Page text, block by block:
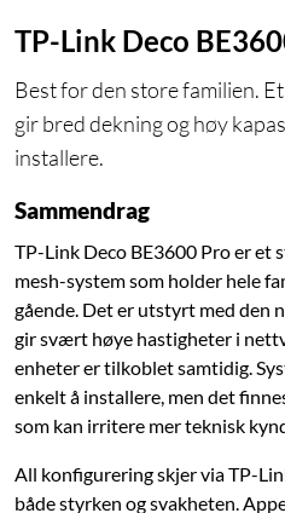
TP-Link Deco
Best for den store familien.
gir bred dekning og høy
installere.
Sammendrag
TP-Link Deco BE3600 Pro er
mesh-system som holder hele
gående. Det er utstyrt med den
gir svært høye hastigheter i
enheter er tilkoblet samtidig.
enkelt å installere, men det
som kan irritere mer teknisk
All konfigurering skjer via TP-
både styrken og svakheten.